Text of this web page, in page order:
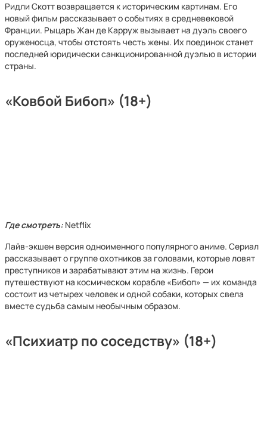
Ридли Скотт возвращается к историческим картинам. Его
новый фильм рассказывает о событиях в средневековой
Франции. Рыцарь Жан де Карруж вызывает на дуэль своего
оруженосца, чтобы отстоять честь жены. Их поединок станет
последней юридически санкционированной дуэлью в истории
страны.
«Ковбой Бибоп» (18+)
Где смотреть: Netflix
Лайв-экшен версия одноименного популярного аниме. Сериал
рассказывает о группе охотников за головами, которые ловят
преступников и зарабатывают этим на жизнь. Герои
путешествуют на космическом корабле «Бибоп» — их команда
состоит из четырех человек и одной собаки, которых свела
вместе судьба самым необычным образом.
«Психиатр по соседству» (18+)